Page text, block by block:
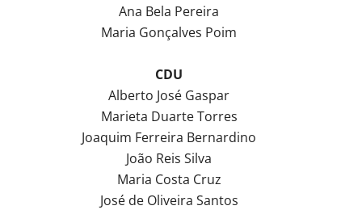
Ana Bela Pereira
Maria Gonçalves Poim
CDU
Alberto José Gaspar
Marieta Duarte Torres
Joaquim Ferreira Bernardino
João Reis Silva
Maria Costa Cruz
José de Oliveira Santos